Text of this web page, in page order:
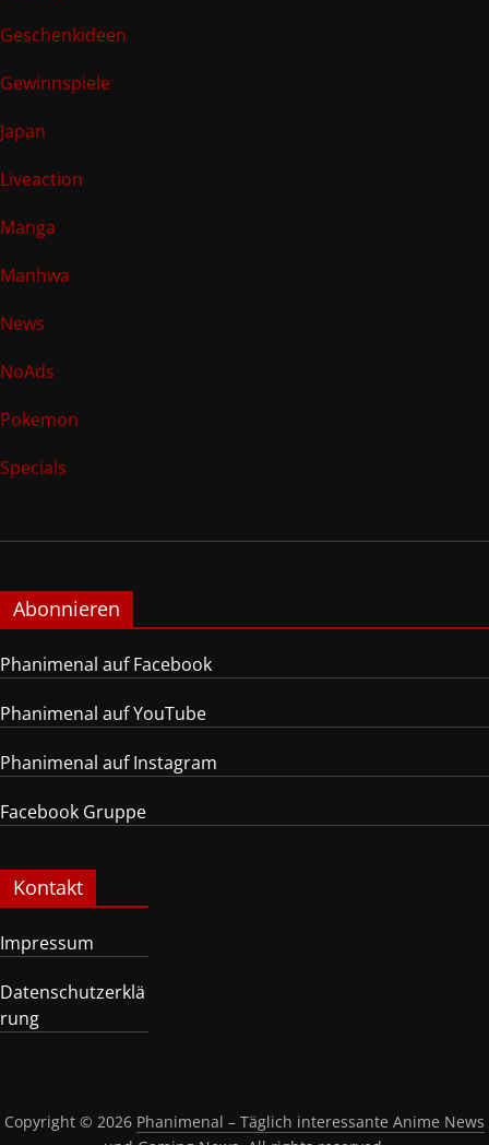
Geschenkideen
Gewinnspiele
Japan
Liveaction
Manga
Manhwa
News
NoAds
Pokemon
Specials
Abonnieren
Phanimenal auf Facebook
Phanimenal auf YouTube
Phanimenal auf Instagram
Facebook Gruppe
Kontakt
Impressum
Datenschutzerklä
rung
Copyright © 2026 Phanimenal – Täglich interessante Anime News